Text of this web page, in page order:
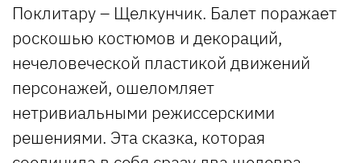
Поклитару – Щелкунчик. Балет поражает
роскошью костюмов и декораций,
нечеловеческой пластикой движений
персонажей, ошеломляет
нетривиальными режиссерскими
решениями. Эта сказка, которая